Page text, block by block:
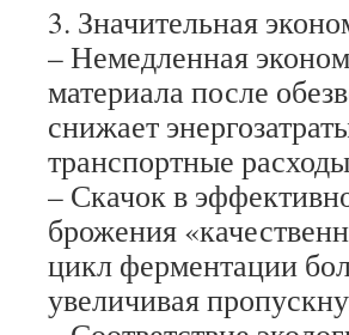
3. Значительная
– Немедленная
материала после
снижает
транспортные
– Скачок в
брожения
цикл ферментации
увеличивая